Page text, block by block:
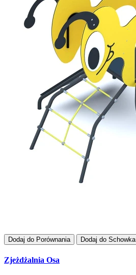
Dodaj do Porównania Dodaj do Schowka
Zjeżdżalnia Osa